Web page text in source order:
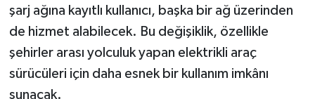
şarj ağına kayıtlı kullanıcı, başka bir ağ üzerinden
de hizmet alabilecek. Bu değişiklik, özellikle
şehirler arası yolculuk yapan elektrikli araç
sürücüleri için daha esnek bir kullanım imkânı
sunacak.